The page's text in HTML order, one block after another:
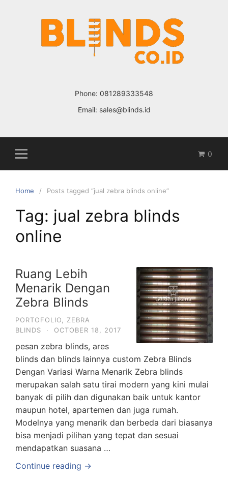
Phone: 081289333548
Email: sales@blinds.id
0
Home Posts tagged “jual zebra blinds online”
Tag: jual zebra blinds
online
Ruang Lebih
Menarik Dengan
Zebra Blinds
PORTOFOLIO
ZEBRA
BLINDS
· OCTOBER 18, 2017
pesan zebra blinds, ares
blinds dan blinds lainnya custom Zebra Blinds
Dengan Variasi Warna Menarik Zebra blinds
merupakan salah satu tirai modern yang kini mulai
banyak di pilih dan digunakan baik untuk kantor
maupun hotel, apartemen dan juga rumah.
Modelnya yang menarik dan berbeda dari biasanya
bisa menjadi pilihan yang tepat dan sesuai
mendapatkan suasana …
Continue reading →